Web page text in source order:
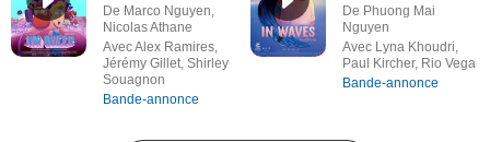
De Marco Nguyen,
Nicolas Athane
Avec Alex Ramires,
Jérémy Gillet, Shirley
Souagnon
Bande-annonce
De Phuong Mai
Nguyen
Avec Lyna Khoudri,
Paul Kircher, Rio Vega
Bande-annonce